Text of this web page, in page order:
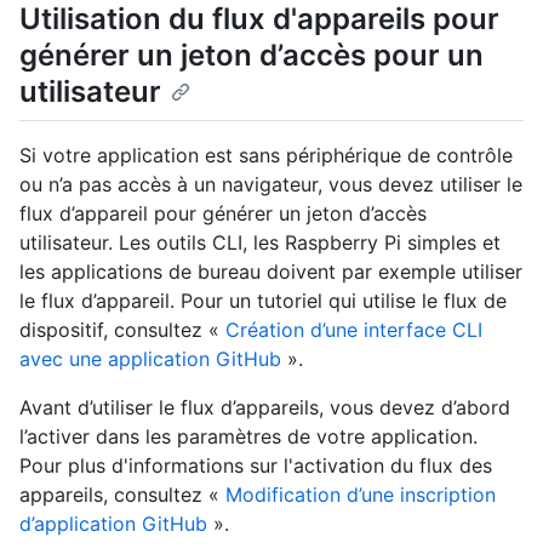
Utilisation du flux d'appareils pour
générer un jeton d’accès pour un
utilisateur
Si votre application est sans périphérique de contrôle
ou n’a pas accès à un navigateur, vous devez utiliser le
flux d’appareil pour générer un jeton d’accès
utilisateur. Les outils CLI, les Raspberry Pi simples et
les applications de bureau doivent par exemple utiliser
le flux d’appareil. Pour un tutoriel qui utilise le flux de
dispositif, consultez « Création d’une interface CLI
avec une application GitHub ».
Avant d’utiliser le flux d’appareils, vous devez d’abord
l’activer dans les paramètres de votre application.
Pour plus d'informations sur l'activation du flux des
appareils, consultez « Modification d’une inscription
d’application GitHub ».